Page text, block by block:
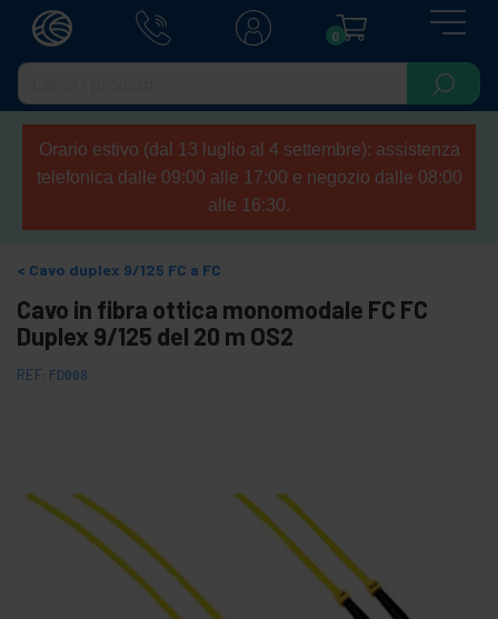
0
Orario estivo (dal 13 luglio al 4 settembre): assistenza
telefonica dalle 09:00 alle 17:00 e negozio dalle 08:00
alle 16:30.
Cavo duplex 9/125 FC a FC
Cavo in fibra ottica monomodale FC FC
Duplex 9/125 del 20 m OS2
REF: FD008